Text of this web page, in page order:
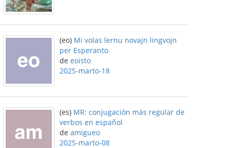
(eo) Mi volas lernu novajn lingvojn
per Esperanto
de eoisto
2025-marto-18
(es) MR: conjugación más regular de
verbos en español
de amigueo
2025-marto-08